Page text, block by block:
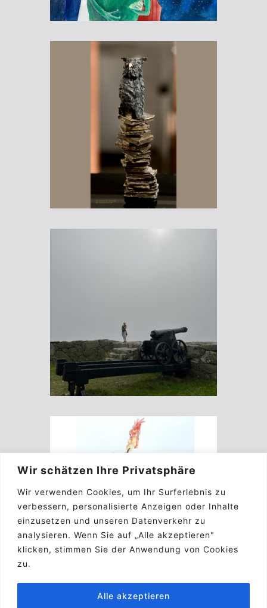
Wir schätzen Ihre Privatsphäre
Wir verwenden Cookies, um Ihr Surferlebnis zu
verbessern, personalisierte Anzeigen oder Inhalte
einzusetzen und unseren Datenverkehr zu
analysieren. Wenn Sie auf „Alle akzeptieren"
klicken, stimmen Sie der Anwendung von Cookies
zu.
Alle akzeptieren